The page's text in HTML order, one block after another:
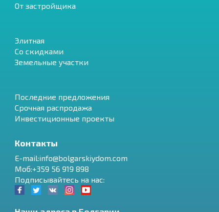
От застройщика
Элитная
Со скидками
Земельные участки
Последние предложения
Срочная распродажа
Инвестиционные проекты
Контакты
E-mail:info@bolgarskiydom.com
Моб:+359 56 919 898
Подписывайтесь на нас: